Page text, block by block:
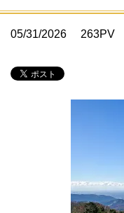
05/31/2026 263PV